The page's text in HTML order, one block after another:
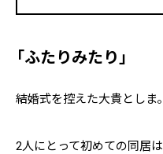
「ふたりみたり」
結婚式を控えた大貴としま。
2人にとって初めての同居は